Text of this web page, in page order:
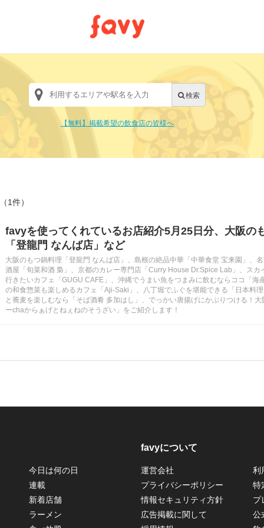
【無料】掲載希望の飲食店の皆様へ
（1件）
favyを使ってくれているお店紹介5月25日分、大阪の
「登龍門 なんば店」など
大阪のもつ鍋料理「登龍門 なんば店」、島根の絶品中華「中華食堂 宝来園」、
酒屋「旬菜和酒 梟」、京都のカレー専門店「Curry House Dr.Spice Lab」、スカ
行きたいカフェ「GUGU CAFE」、沖縄でうまい魚をつまみに飲むならココ「海
の和食惣菜も楽しめるカフェ「Aji-Saki」、八丁堀でふぐを堪能できる「日本料
と蕎麦を楽しむなら「そば酒肴 多加はし」、でっかい唐揚げにかぶりつける！
ーchaからぁげとねぇねのそうざい」をご紹介します！
今日は何の日
連載
新着店舗
ラーメン
favyについて
運営会社
利
プライバシーポリシー
特
情報セキュリティ方針
プ
広告掲載に関して
公